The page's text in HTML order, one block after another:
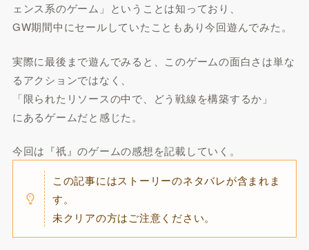
ェンス系のゲーム」ということは知っており、
GW期間中にセールしていたこともあり今回遊んでみた。
実際に最後まで遊んでみると、このゲームの面白さは単な
るアクションではなく、
「限られたリソースの中で、どう戦線を構築するか」
にあるゲームだと感じた。
今回は『祇』のゲームの感想を記載していく。
この記事にはストーリーのネタバレが含まれま
す。
未クリアの方はご注意ください。